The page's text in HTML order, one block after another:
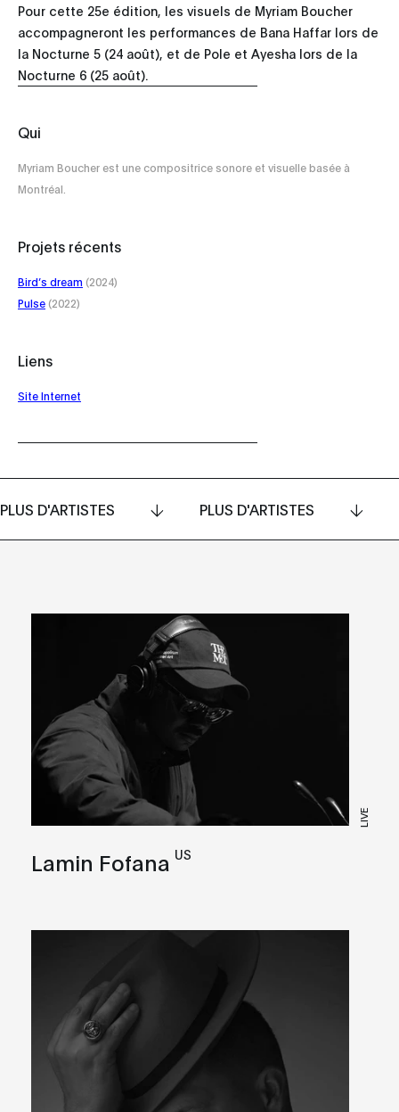
Pour cette 25e édition, les visuels de Myriam Boucher
accompagneront les performances de Bana Haffar lors de
la Nocturne 5 (24 août), et de Pole et Ayesha lors de la
Nocturne 6 (25 août).
Qui
Myriam Boucher est une compositrice sonore et visuelle basée à
Montréal.
Projets récents
Bird’s dream (2024)
Pulse (2022)
Liens
Site Internet
PLUS D'ARTISTES PLUS D'ARTISTES
LIVE
Lamin Fofana US